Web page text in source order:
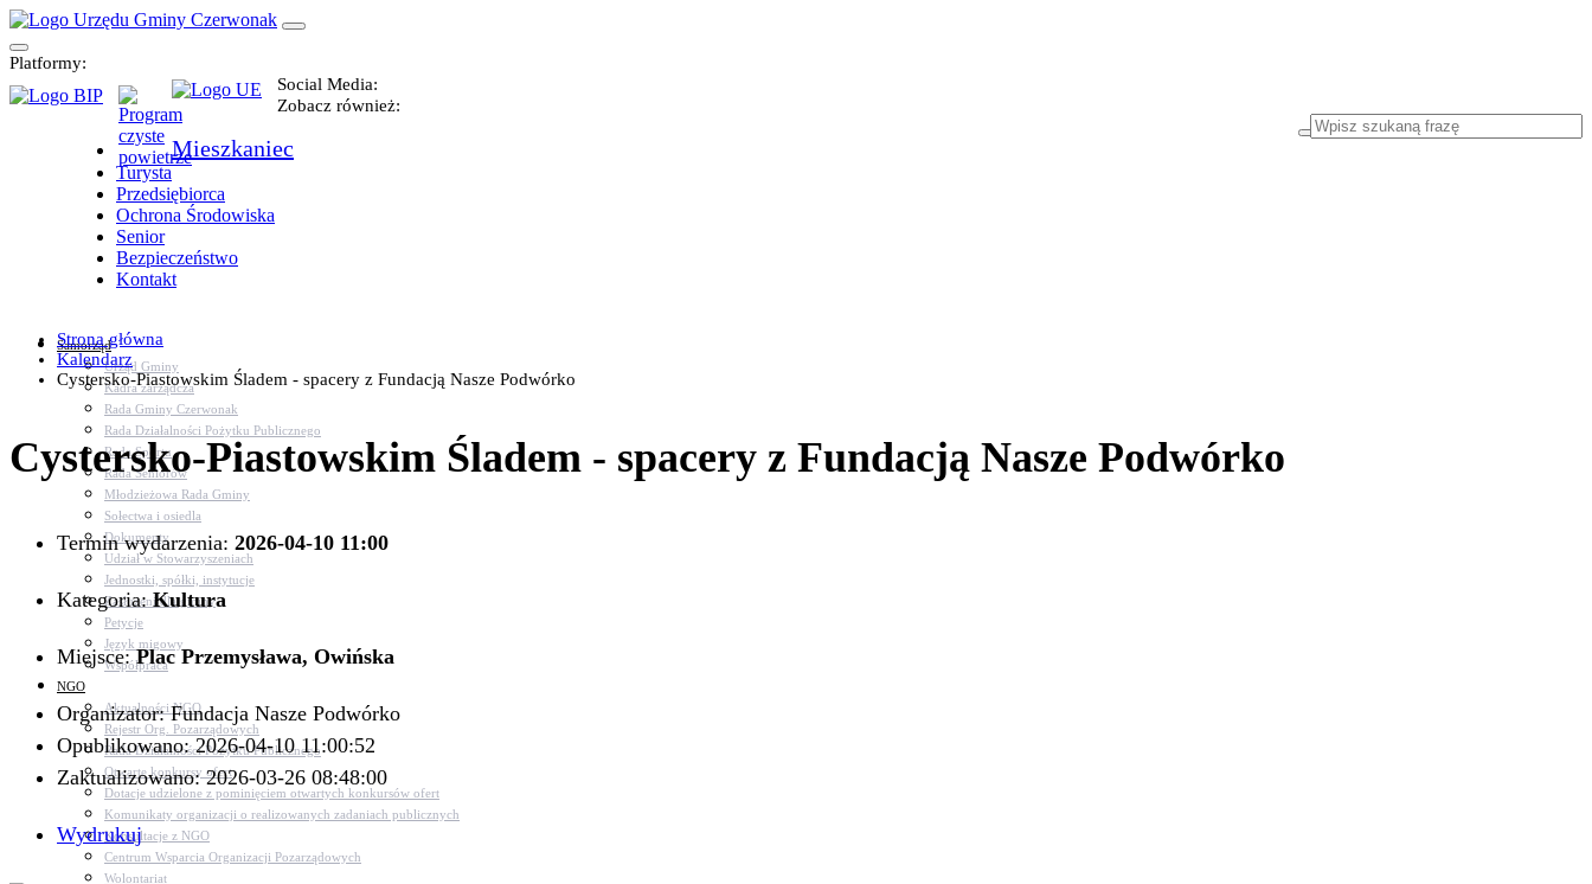
Platformy:
Social Media:
Zobacz również:
Mieszkaniec
Turysta
Przedsiębiorca
Ochrona Środowiska
Senior
Bezpieczeństwo
Kontakt
Samorząd
Urząd Gminy
Kadra zarządcza
Rada Gminy Czerwonak
Rada Działalności Pożytku Publicznego
Rada Sportu
Rada Seniorów
Młodzieżowa Rada Gminy
Sołectwa i osiedla
Dokumenty
Udział w Stowarzyszeniach
Jednostki, spółki, instytucje
Zasłużeni dla gminy
Petycje
Język migowy
Współpraca
NGO
Aktualności NGO
Rejestr Org. Pozarządowych
Rada Działalności Pożytku Publicznego
Otwarte konkursy ofert
Dotacje udzielone z pominięciem otwartych konkursów ofert
Komunikaty organizacji o realizowanych zadaniach publicznych
Konsultacje z NGO
Centrum Wsparcia Organizacji Pozarządowych
Wolontariat
Strona główna
Kalendarz
Cystersko-Piastowskim Śladem - spacery z Fundacją Nasze Podwórko
Cystersko-Piastowskim Śladem - spacery z Fundacją Nasze Podwórko
Termin wydarzenia: 2026-04-10 11:00
Kategoria:Kultura
Miejsce:Plac Przemysława, Owińska
Organizator: Fundacja Nasze Podwórko
Opublikowano: 2026-04-10 11:00:52
Zaktualizowano: 2026-03-26 08:48:00
Wydrukuj